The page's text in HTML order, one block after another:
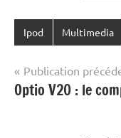
Ipod Multimedia
Navigation
de
Publication
Optio V20 : le